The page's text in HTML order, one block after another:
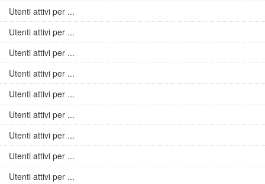
Utenti attivi per ...
Utenti attivi per ...
Utenti attivi per ...
Utenti attivi per ...
Utenti attivi per ...
Utenti attivi per ...
Utenti attivi per ...
Utenti attivi per ...
Utenti attivi per ...